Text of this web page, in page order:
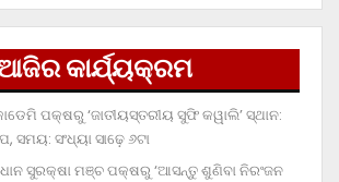
କାର୍ଯ୍ୟକ୍ରମ
ପକ୍ଷରୁ ‘ଜାତୀୟସ୍ତରୀୟ ସୁଫି କୱାଲି’ ସ୍ଥାନ:
ସମୟ: ସଂଧ୍ୟା ସାଢ଼େ ୬ଟା
ସୁରକ୍ଷା ମଞ୍ଚ ପକ୍ଷରୁ ‘ଆସନ୍ତୁ ଶୁଣିବା ନିରଂଜନ